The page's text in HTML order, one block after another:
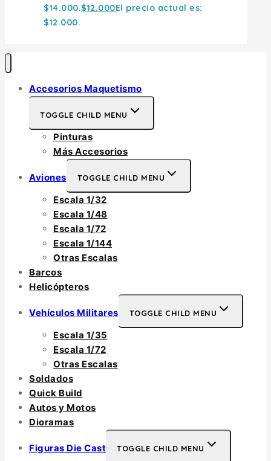
$14.000.$12.000El precio actual es:
$12.000.
Accesorios Maquetismo
TOGGLE CHILD MENU
Pinturas
Más Accesorios
Aviones TOGGLE CHILD MENU
Escala 1/32
Escala 1/48
Escala 1/72
Escala 1/144
Otras Escalas
Barcos
Helicópteros
Vehículos Militares TOGGLE CHILD MENU
Escala 1/35
Escala 1/72
Otras Escalas
Soldados
Quick Build
Autos y Motos
Dioramas
Figuras Die Cast TOGGLE CHILD MENU